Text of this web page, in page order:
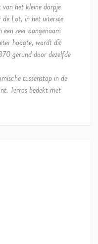
het kleine dorpje
de Lot, in het uiterste
zeer aangenaam
hoogte, wordt dit
gerund door dezelfde
tussenstop in de
Terras bedekt met